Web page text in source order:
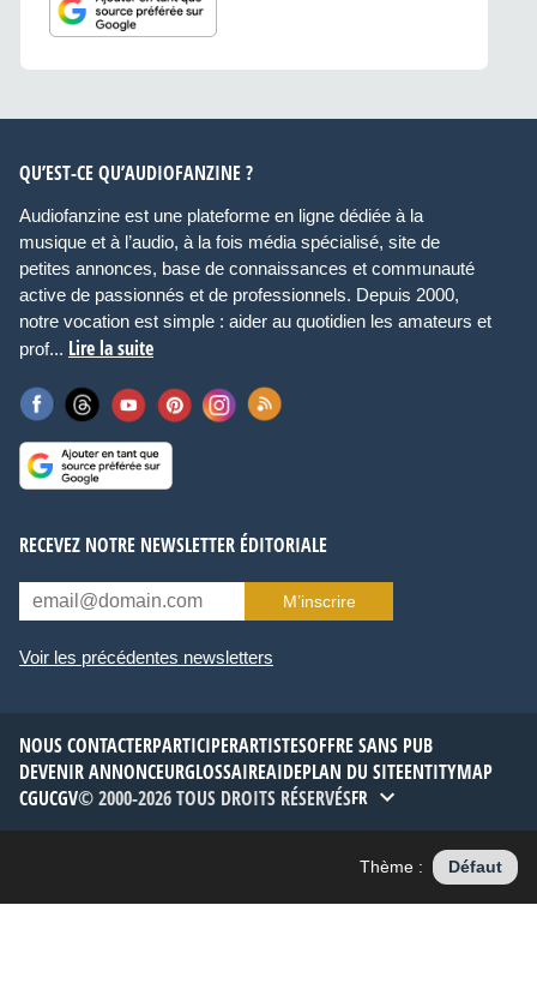
QU’EST-CE QU’AUDIOFANZINE ?
Audiofanzine est une plateforme en ligne dédiée à la
musique et à l’audio, à la fois média spécialisé, site de
petites annonces, base de connaissances et communauté
active de passionnés et de professionnels. Depuis 2000,
notre vocation est simple : aider au quotidien les amateurs et
prof... Lire la suite
RECEVEZ NOTRE NEWSLETTER ÉDITORIALE
M’inscrire
Voir les précédentes newsletters
NOUS CONTACTERPARTICIPERARTISTESOFFRE SANS PUB
DEVENIR ANNONCEURGLOSSAIREAIDEPLAN DU SITEENTITYMAP
CGUCGV© 2000-2026 TOUS DROITS RÉSERVÉSFR
Thème : Défaut